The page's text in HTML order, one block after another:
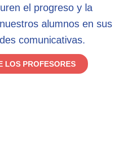
el progreso y la
alumnos en sus
comunicativas.
LOS PROFESORES